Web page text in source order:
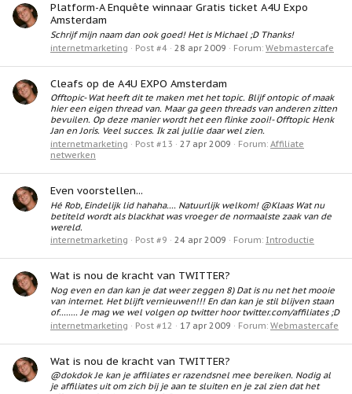
Platform-A Enquête winnaar Gratis ticket A4U Expo
Amsterdam
Schrijf mijn naam dan ook goed! Het is Michael ;D Thanks!
internetmarketing
Post #4 28 apr 2009 Forum: Webmastercafe
Cleafs op de A4U EXPO Amsterdam
Offtopic- Wat heeft dit te maken met het topic. Blijf ontopic of maak
hier een eigen thread van. Maar ga geen threads van anderen zitten
bevuilen. Op deze manier wordt het een flinke zooi!- Offtopic Henk
Jan en Joris. Veel succes. Ik zal jullie daar wel zien.
internetmarketing
Post #13 27 apr 2009 Forum: Affiliate
netwerken
Even voorstellen...
Hé Rob, Eindelijk lid hahaha.... Natuurlijk welkom! @Klaas Wat nu
betiteld wordt als blackhat was vroeger de normaalste zaak van de
wereld.
internetmarketing
Post #9 24 apr 2009 Forum: Introductie
Wat is nou de kracht van TWITTER?
Nog even en dan kan je dat weer zeggen 8) Dat is nu net het mooie
van internet. Het blijft vernieuwen!!! En dan kan je stil blijven staan
of........ Je mag we wel volgen op twitter hoor twitter.com/affiliates ;D
internetmarketing
Post #12 17 apr 2009 Forum: Webmastercafe
Wat is nou de kracht van TWITTER?
@dokdok Je kan je affiliates er razendsnel mee bereiken. Nodig al
je affiliates uit om zich bij je aan te sluiten en je zal zien dat het